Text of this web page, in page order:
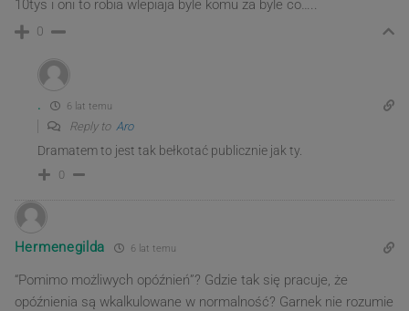
10tys i oni to robia wlepiaja byle komu za byle co…..
0
. 6 lat temu
Reply to Aro
Dramatem to jest tak bełkotać publicznie jak ty.
0
Hermenegilda 6 lat temu
“Pomimo możliwych opóźnień”? Gdzie tak się pracuje, że
opóźnienia są wkalkulowane w normalność? Garnek nie rozumie